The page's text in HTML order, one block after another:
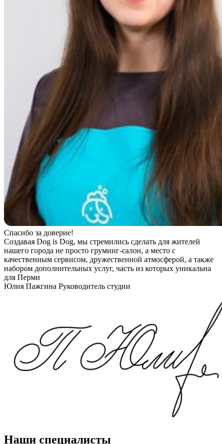
Спасибо за доверие!
Создавая Dog is Dog, мы стремились сделать для жителей
нашего города не просто груминг-салон, а место с
качественным сервисом, дружественной атмосферой, а также
набором дополнительных услуг, часть из которых уникальна
для Перми
Юлия Пажгина Руководитель студии
Наши специалисты